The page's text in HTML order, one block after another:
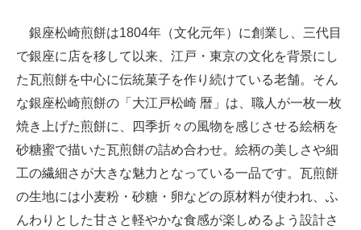
銀座松崎煎餅は1804年（文化元年）に創業し、三代目
で銀座に店を移して以来、江戸・東京の文化を背景にし
た瓦煎餅を中心に伝統菓子を作り続けている老舗。そん
な銀座松崎煎餅の「大江戸松崎 暦」は、職人が一枚一枚
焼き上げた煎餅に、四季折々の風物を感じさせる絵柄を
砂糖蜜で描いた瓦煎餅の詰め合わせ。絵柄の美しさや細
工の繊細さが大きな魅力となっている一品です。瓦煎餅
の生地には小麦粉・砂糖・卵などの原材料が使われ、ふ
んわりとした甘さと軽やかな食感が楽しめるよう設計さ